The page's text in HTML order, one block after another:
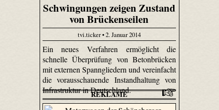
Schwingungen zeigen Zustand
von Brückenseilen
tvi.ticker • 2. Januar 2014
Ein neues Verfahren ermöglicht die
schnelle Überprüfung von Betonbrücken
mit externen Spanngliedern und vereinfacht
die vorausschauende Instandhaltung von
Infrastruktur in Deutschland.
REKLAME